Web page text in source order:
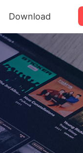
Download